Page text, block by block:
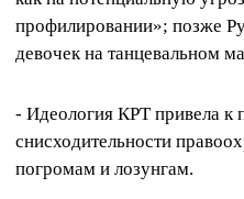
профилировании»; позже
девочек на танцевальном
- Идеология КРТ привела к
снисходительности
погромам и лозунгам.